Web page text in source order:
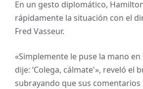
En un gesto diplomático,
rápidamente la situación con el
Fred Vasseur.
«Simplemente le puse la mano
dije: ‘Colega, cálmate'», reveló el
subrayando que sus